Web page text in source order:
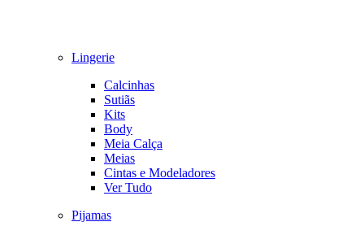
Lingerie
Calcinhas
Sutiãs
Kits
Body
Meia Calça
Meias
Cintas e Modeladores
Ver Tudo
Pijamas